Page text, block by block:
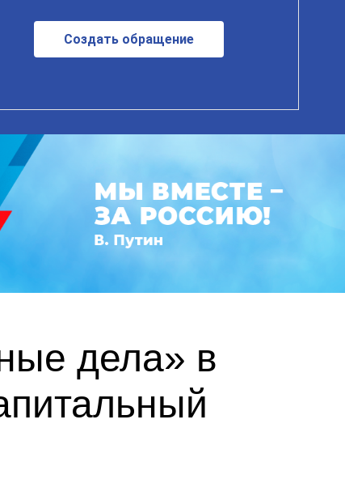
Создать обращение
дела» в